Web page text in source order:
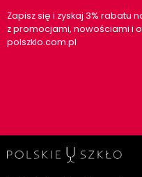
Zapisz się i zyskaj 3% rabatu
z promocjami, nowościami i
polszklo.com.pl